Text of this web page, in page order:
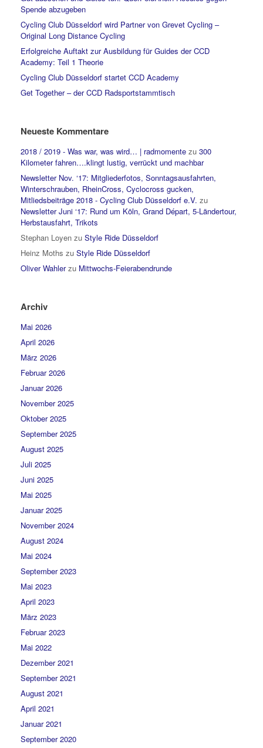
Spende abzugeben
Cycling Club Düsseldorf wird Partner von Grevet Cycling –
Original Long Distance Cycling
Erfolgreiche Auftakt zur Ausbildung für Guides der CCD
Academy: Teil 1 Theorie
Cycling Club Düsseldorf startet CCD Academy
Get Together – der CCD Radsportstammtisch
Neueste Kommentare
2018 / 2019 - Was war, was wird… | radmomente zu 300
Kilometer fahren….klingt lustig, verrückt und machbar
Newsletter Nov. ‘17: Mitgliederfotos, Sonntagsausfahrten,
Winterschrauben, RheinCross, Cyclocross gucken,
Mitliedsbeiträge 2018 - Cycling Club Düsseldorf e.V. zu
Newsletter Juni ‘17: Rund um Köln, Grand Départ, 5-Ländertour,
Herbstausfahrt, Trikots
Stephan Loyen zu Style Ride Düsseldorf
Heinz Moths zu Style Ride Düsseldorf
Oliver Wahlerzu Mittwochs-Feierabendrunde
Archiv
Mai 2026
April 2026
März 2026
Februar 2026
Januar 2026
November 2025
Oktober 2025
September 2025
August 2025
Juli 2025
Juni 2025
Mai 2025
Januar 2025
November 2024
August 2024
Mai 2024
September 2023
Mai 2023
April 2023
März 2023
Februar 2023
Mai 2022
Dezember 2021
September 2021
August 2021
April 2021
Januar 2021
September 2020